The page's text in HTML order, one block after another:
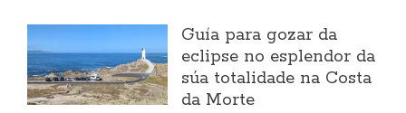
Guía para gozar da
eclipse no esplendor da
súa totalidade na Costa
da Morte